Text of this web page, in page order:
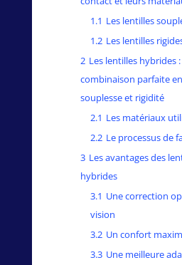
1.1 Les lentilles
1.2 Les lentilles
2 Les lentilles hybrides :
combinaison parfaite
souplesse et rigidité
2.1 Les matériaux
2.2 Le processus de
3 Les avantages des
hybrides
3.1 Une correction
vision
3.2 Un confort
3.3 Une meilleure